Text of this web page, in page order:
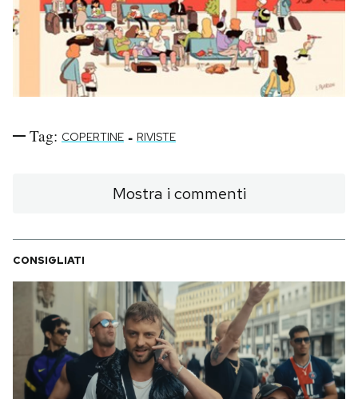
Tag: COPERTINE - RIVISTE
Mostra i commenti
CONSIGLIATI